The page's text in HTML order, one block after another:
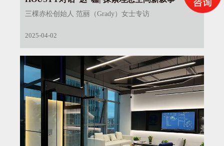
三棵赤松创始人 范丽（Grady）女士专访
2025-04-02